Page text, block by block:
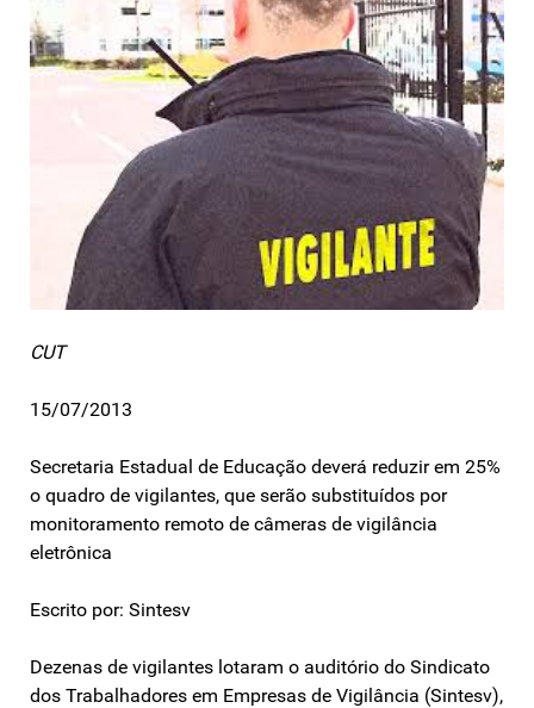
CUT
15/07/2013
Secretaria Estadual de Educação deverá reduzir em 25%
o quadro de vigilantes, que serão substituídos por
monitoramento remoto de câmeras de vigilância
eletrônica
Escrito por: Sintesv
Dezenas de vigilantes lotaram o auditório do Sindicato
dos Trabalhadores em Empresas de Vigilância (Sintesv),